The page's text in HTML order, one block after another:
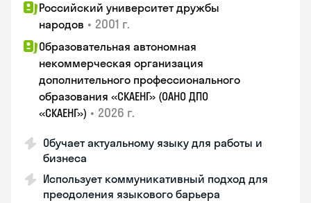
Российский университет дружбы
народов • 2001 г.
Образовательная автономная
некоммерческая организация
дополнительного профессионального
образования «СКАЕНГ» (ОАНО ДПО
«СКАЕНГ») • 2026 г.
Обучает актуальному языку для работы и
бизнеса
Использует коммуникативный подход для
преодоления языкового барьера